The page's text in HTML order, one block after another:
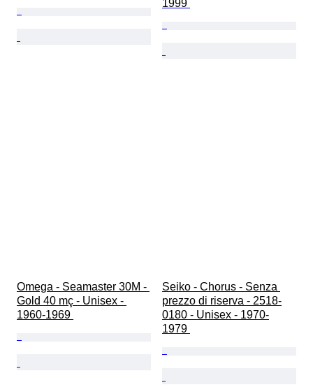
1999
Omega - Seamaster 30M -
Gold 40 mç - Unisex -
1960-1969
Seiko - Chorus - Senza
prezzo di riserva - 2518-
0180 - Unisex - 1970-
1979